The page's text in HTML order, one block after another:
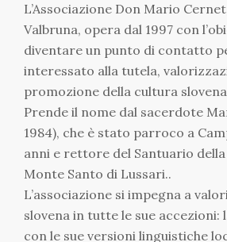
L’Associazione Don Mario
Valbruna, opera dal 1997 con
diventare un punto di contatto
interessato alla tutela,
promozione della cultura slovena
Prende il nome dal sacerdote
1984), che è stato parroco a
anni e rettore del Santuario
Monte Santo di Lussari..
L’associazione si impegna a
slovena in tutte le sue accezioni:
con le sue versioni linguistiche